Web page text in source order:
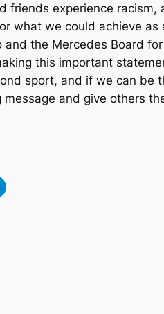
friends experience
what we could achieve
and the Mercedes Board
this important
sport, and if we can be
and give others